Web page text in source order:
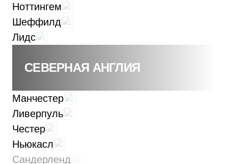
Ноттингем
Шеффилд
Лидс
СЕВЕРНАЯ АНГЛИЯ
Манчестер
Ливерпуль
Честер
Ньюкасл
Сандерленд